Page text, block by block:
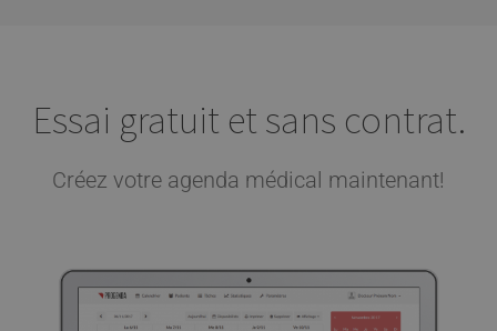
Essai gratuit et sans contrat.
Créez votre agenda médical maintenant!